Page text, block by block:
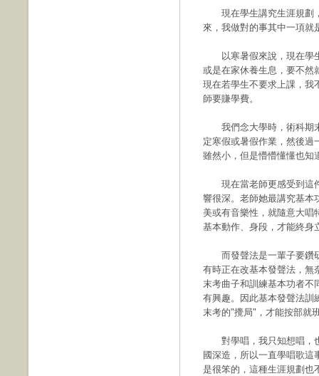
現在學生講究生涯規劃
來，我做對的事其中一項就
以寒暑假來說，現在學生
或是在家休養生息，要不然
現在若學生不要求上課，我
師要賺學費。
我們念大學時，術科期末
定寒假或暑假作業，然後過
雖然小，但是懵懵懂懂也知
現在當老師更感受到這件
響很深。老師她最講究基本
美或有音樂性，就隨意大唱
基本動作、身段，才能終身
而發聲法是一輩子要鑽研
有時正在改基本發聲法，無
末考曲子和訓練基本功者不
有興趣。因此基本發聲法訓
末考的"攪局"，才能按部就
對學唱，我只知想唱，也
國深造，所以一直學唱歌
是很笨的，這種生涯規劃也